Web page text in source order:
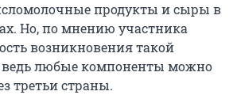
продукты и сыры в
Но, по мнению участника
возникновения такой
ведь любые компоненты можно
третьи страны.